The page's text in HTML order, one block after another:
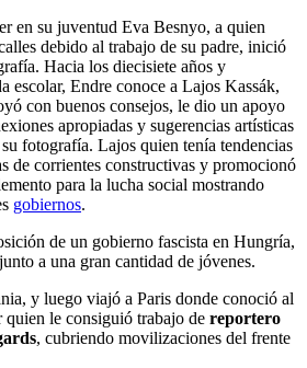
en su juventud Eva Besnyo, a quien
debido al trabajo de su padre, inició
Hacia los diecisiete años y
escolar, Endre conoce a Lajos Kassák,
con buenos consejos, le dio un apoyo
apropiadas y sugerencias artísticas
fotografía. Lajos quien tenía tendencias
de corrientes constructivas y promocionó
para la lucha social mostrando
gobiernos.
de un gobierno fascista en Hungría,
a una gran cantidad de jóvenes.
y luego viajó a Paris donde conoció al
le consiguió trabajo de reportero
, cubriendo movilizaciones del frente